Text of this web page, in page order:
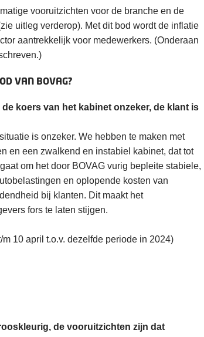
vooruitzichten voor de branche en de
uitleg verderop). Met dit bod wordt de inflatie
aantrekkelijk voor medewerkers. (Onderaan
VAN BOVAG?
koers van het kabinet onzeker, de klant is
is onzeker. We hebben te maken met
en een zwalkend en instabiel kabinet, dat tot
om het door BOVAG vurig bepleite stabiele,
en oplopende kosten van
bij klanten. Dit maakt het
fors te laten stijgen.
10 april t.o.v. dezelfde periode in 2024)
de vooruitzichten zijn dat